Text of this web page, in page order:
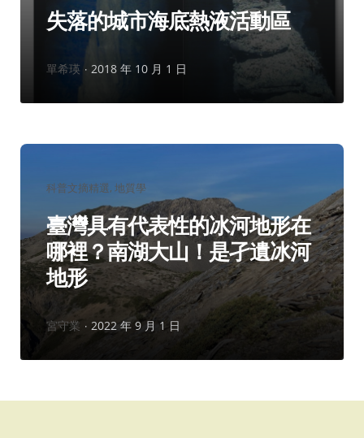
失落的城市海底熱液活動區
作
單希瑛 2018 年 10 月 1 日
分
類：
科普文摘精選 地質學
臺灣具有代表性的冰河地形在
哪裡？南湖大山！是孑遺冰河
地形
作
宮守業 2022 年 9 月 1 日